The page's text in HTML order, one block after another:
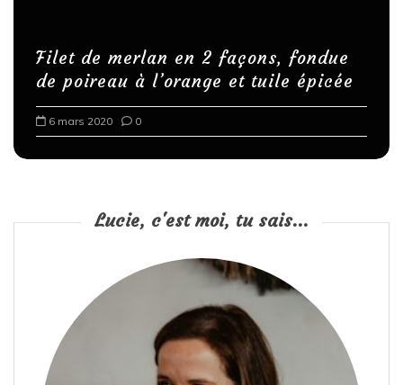
Filet de merlan en 2 façons, fondue
de poireau à l’orange et tuile épicée
6 mars 2020 0
Lucie, c'est moi, tu sais...